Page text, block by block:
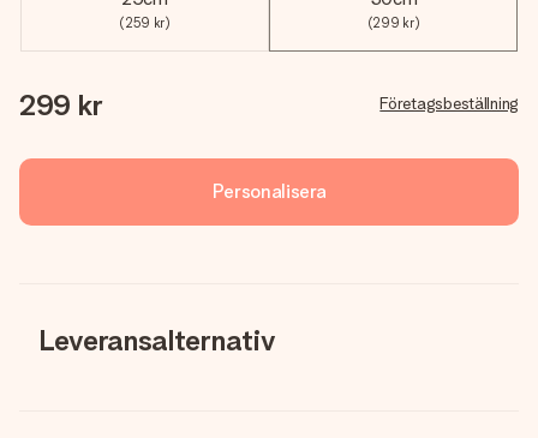
(259 kr) (299 kr)
299 kr Företagsbeställning
Personalisera
Leveransalternativ